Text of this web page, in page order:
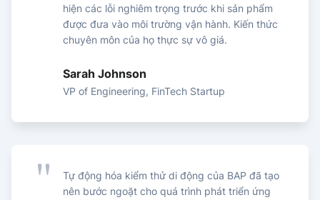
hiện các lỗi nghiêm trọng trước khi sản phẩm
được đưa vào môi trường vận hành. Kiến thức
chuyên môn của họ thực sự vô giá.
Sarah Johnson
VP of Engineering, FinTech Startup
Tự động hóa kiểm thử di động của BAP đã tạo
nên bước ngoặt cho quá trình phát triển ứng